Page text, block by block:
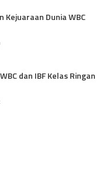
Kejuaraan Dunia WBC
dan IBF Kelas Ringan